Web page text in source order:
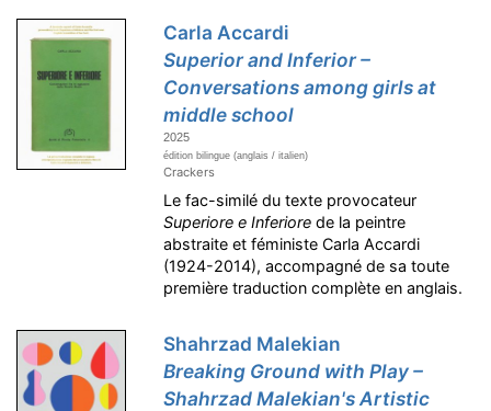
Carla Accardi
Superior and Inferior –
Conversations among girls at
middle school
2025
édition bilingue (anglais / italien)
Crackers
Le fac-similé du texte provocateur
Superiore e Inferiore de la peintre
abstraite et féministe Carla Accardi
(1924-2014), accompagné de sa toute
première traduction complète en anglais.
Shahrzad Malekian
Breaking Ground with Play –
Shahrzad Malekian's Artistic